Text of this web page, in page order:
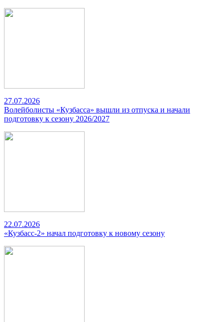
27.07.2026
Волейболисты «Кузбасса» вышли из отпуска и начали
подготовку к сезону 2026/2027
22.07.2026
«Кузбасс-2» начал подготовку к новому сезону